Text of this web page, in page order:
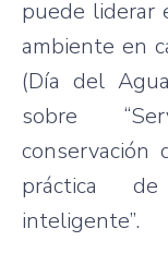
puede liderar
ambiente en
(Día del
sobre
conservación
práctica de
inteligente”.